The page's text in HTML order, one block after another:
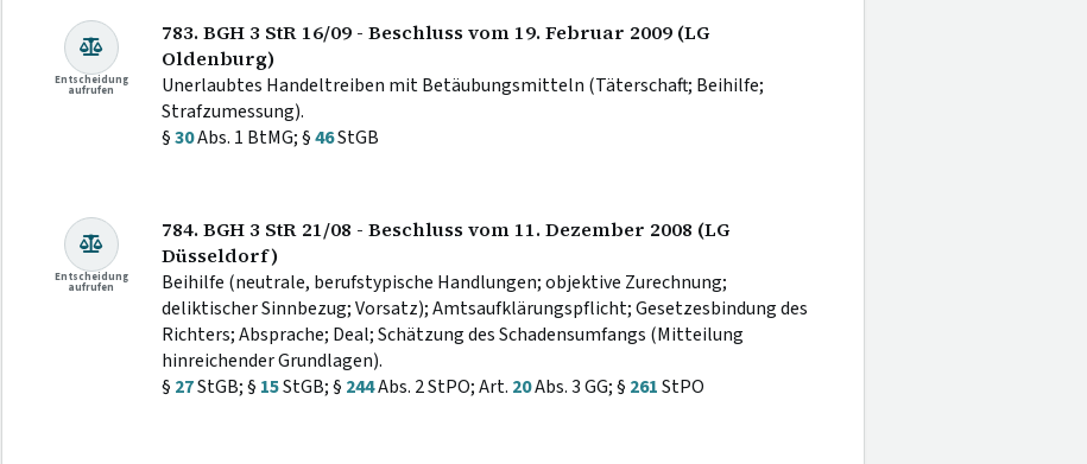
Entscheidung
aufrufen
783. BGH 3 StR 16/09 - Beschluss vom 19. Februar 2009 (LG
Oldenburg)
Unerlaubtes Handeltreiben mit Betäubungsmitteln (Täterschaft; Beihilfe;
Strafzumessung).
§30Abs. 1 BtMG; §46StGB
Entscheidung
aufrufen
784. BGH 3 StR 21/08 - Beschluss vom 11. Dezember 2008 (LG
Düsseldorf)
Beihilfe (neutrale, berufstypische Handlungen; objektive Zurechnung;
deliktischer Sinnbezug; Vorsatz); Amtsaufklärungspflicht; Gesetzesbindung des
Richters; Absprache; Deal; Schätzung des Schadensumfangs (Mitteilung
hinreichender Grundlagen).
§ 27StGB; § 15StGB; § 244Abs. 2 StPO; Art. 20Abs. 3 GG; § 261StPO